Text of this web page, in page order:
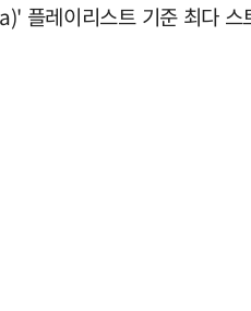
레이리스트 기준 최다 스